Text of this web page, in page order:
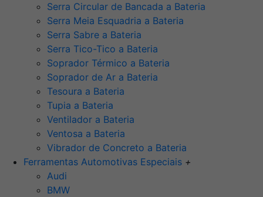
Serra Circular de Bancada a Bateria
Serra Meia Esquadria a Bateria
Serra Sabre a Bateria
Serra Tico-Tico a Bateria
Soprador Térmico a Bateria
Soprador de Ar a Bateria
Tesoura a Bateria
Tupia a Bateria
Ventilador a Bateria
Ventosa a Bateria
Vibrador de Concreto a Bateria
Ferramentas Automotivas Especiais +
Audi
BMW